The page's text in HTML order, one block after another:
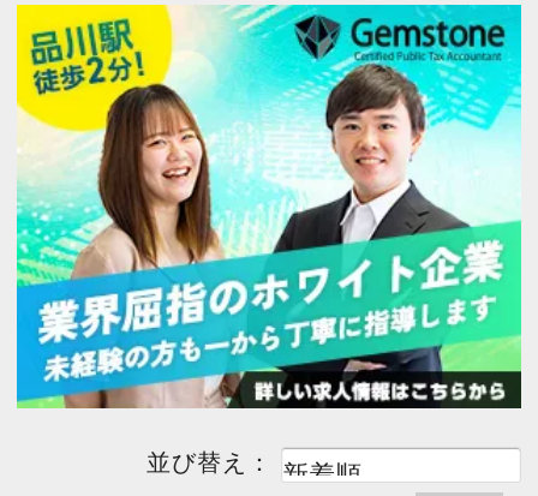
お問い合わせ
今すぐ会員登録
PC版サイトを見る
採用ご担当者様
並び替え：